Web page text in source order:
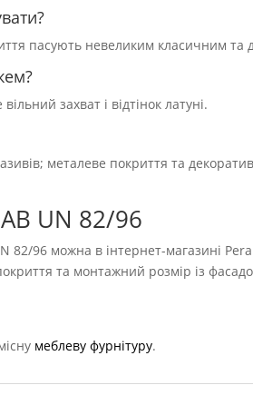
пасують невеликим класичним та
захват і відтінок латуні.
металеве покриття та
UN 82/96
82/96 можна в інтернет-магазині
та монтажний розмір із
меблеву фурнітуру.